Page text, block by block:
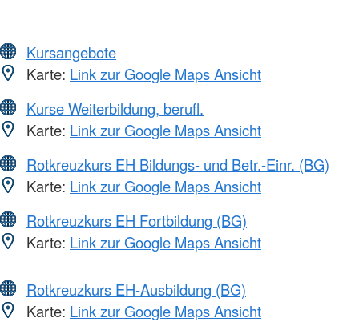
Kursangebote
Karte: Link zur Google Maps Ansicht
Kurse Weiterbildung, berufl.
Karte: Link zur Google Maps Ansicht
Rotkreuzkurs EH Bildungs- und Betr.-Einr. (BG)
Karte: Link zur Google Maps Ansicht
Rotkreuzkurs EH Fortbildung (BG)
Karte: Link zur Google Maps Ansicht
Rotkreuzkurs EH-Ausbildung (BG)
Karte: Link zur Google Maps Ansicht